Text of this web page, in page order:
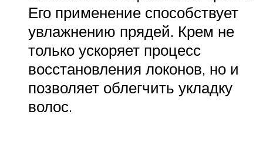
Его применение способствует
увлажнению прядей. Крем не
только ускоряет процесс
восстановления локонов, но и
позволяет облегчить укладку
волос.